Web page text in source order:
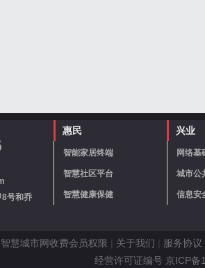
8号和乔
惠民
智能家居终端
智慧社区平台
智慧健康保健
兴业
网络基
城市公
信息安
智慧城市网收费会员权限 | 关于我们 | 服务协议
经营许可证编号 京ICP